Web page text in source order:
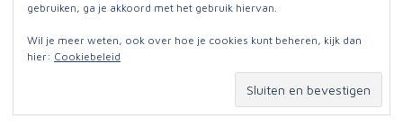
gebruiken, ga je akkoord met het gebruik hiervan.
Wil je meer weten, ook over hoe je cookies kunt beheren, kijk dan
hier: Cookiebeleid